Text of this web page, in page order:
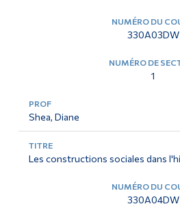
330A03DW
1
Shea, Diane
Les constructions sociales dans
330A04DW